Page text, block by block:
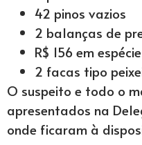
42 pinos vazios
2 balanças de
R$ 156 em espécie
2 facas tipo
O suspeito e todo o
apresentados na
onde ficaram à